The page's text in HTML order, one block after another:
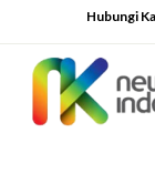
to
content
Hubungi